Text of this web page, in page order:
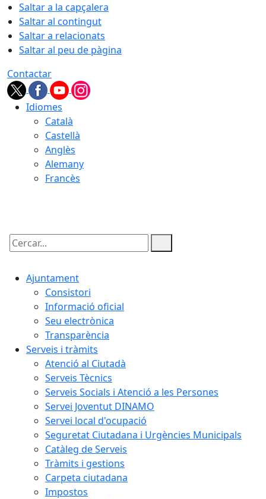
Saltar a la capçalera
Saltar al contingut
Saltar a relacionats
Saltar al peu de pàgina
Contactar
Idiomes
Català
Castellà
Anglès
Alemany
Francès
Cercar:
Ajuntament
Consistori
Informació oficial
Seu electrònica
Transparència
Serveis i tràmits
Atenció al Ciutadà
Serveis Tècnics
Serveis Socials i Atenció a les Persones
Servei Joventut DINAMO
Servei local d'ocupació
Seguretat Ciutadana i Urgències Municipals
Catàleg de Serveis
Tràmits i gestions
Carpeta ciutadana
Impostos